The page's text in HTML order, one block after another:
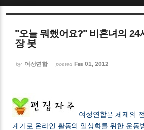
"오늘 뭐했어요?" 비혼녀의 24
장 봇
by 여성연합 posted Feb 01, 2012
여성연합은 체제의
계기로 온라인 활동의 일상화를 위한 운동
Sketchbook5, 스케
Sketchbook5, 스케